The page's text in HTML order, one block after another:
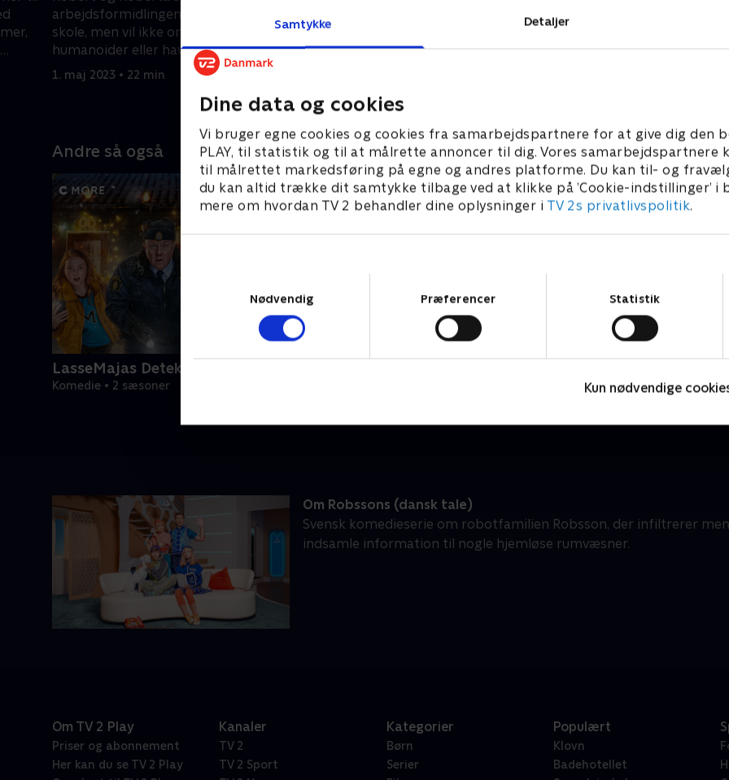
Samtykke Detaljer
Dine data og cookies
Vi bruger egne cookies og cookies fra samarbejdspartnere for at give dig den
PLAY, til statistik og til at målrette annoncer til dig. Vores samarbejdspartnere
til målrettet markedsføring på egne og andres platforme. Du kan til- og
du kan altid trække dit samtykke tilbage ved at klikke på ’Cookie-indstillinger’ i
mere om hvordan TV 2 behandler dine oplysninger i TV 2s privatlivspolitik.
Nødvendig
Præferencer Statistik
Kun nødvendige
arbejdsformidlingen. Robin går i
skole, men vil ikke omgås dårlige
humanoider eller have Robert som
lærer.
1. maj 2023 • 22 min
kaldes humor. Roberta forsøger at
klæde sig ud som en klovn, mens Rob
som kæledyr, og familien
Andre så også
LasseMajas Detektivbureau (dansk tale)
Komedie • 2 sæsoner
Om Robssons (dansk tale)
Svensk komedieserie om robotfamilien Robsson, der infiltrerer
indsamle information til nogle hjemløse rumvæsner.
Om TV 2 Play
Priser og abonnement
Her kan du se TV 2 Play
Kanaler
TV 2
TV 2 Sport
Kategorier
Børn
Serier
Populært
Klovn
Badehotellet